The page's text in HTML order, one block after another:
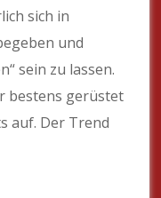
sich in
und
sein zu lassen.
bestens gerüstet
auf. Der Trend